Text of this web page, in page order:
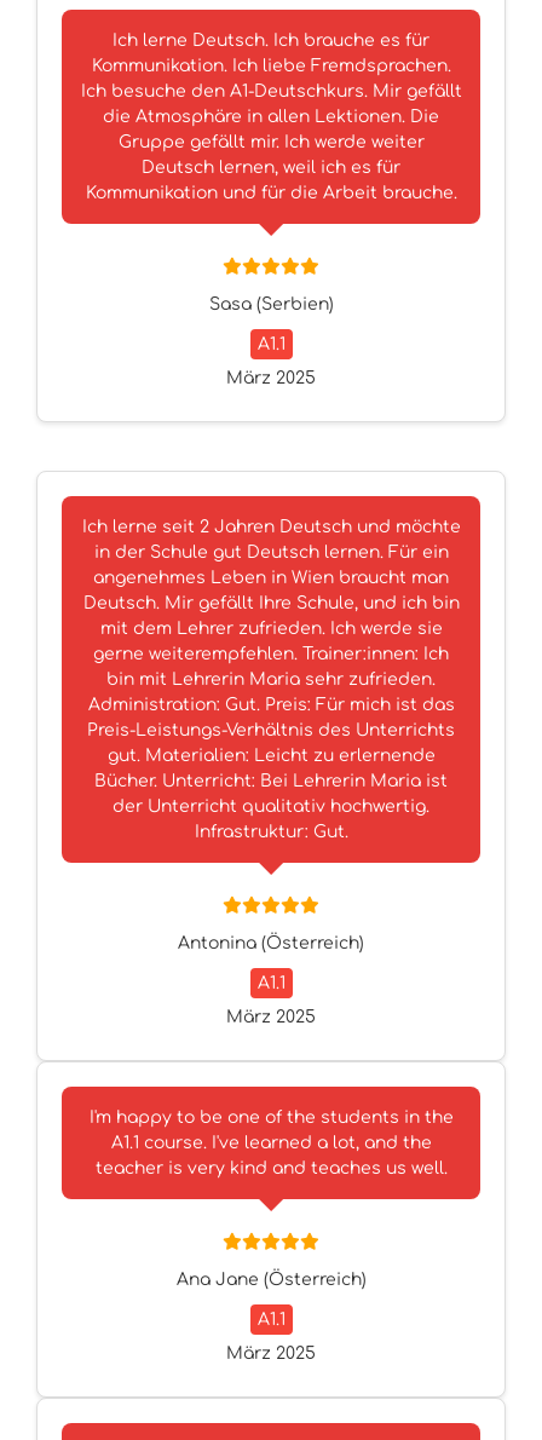
Ich lerne Deutsch. Ich brauche es für
Kommunikation. Ich liebe Fremdsprachen.
Ich besuche den A1-Deutschkurs. Mir gefällt
die Atmosphäre in allen Lektionen. Die
Gruppe gefällt mir. Ich werde weiter
Deutsch lernen, weil ich es für
Kommunikation und für die Arbeit brauche.
Sasa (Serbien)
A1.1
März 2025
Ich lerne seit 2 Jahren Deutsch und möchte
in der Schule gut Deutsch lernen. Für ein
angenehmes Leben in Wien braucht man
Deutsch. Mir gefällt Ihre Schule, und ich bin
mit dem Lehrer zufrieden. Ich werde sie
gerne weiterempfehlen. Trainer:innen: Ich
bin mit Lehrerin Maria sehr zufrieden.
Administration: Gut. Preis: Für mich ist das
Preis-Leistungs-Verhältnis des Unterrichts
gut. Materialien: Leicht zu erlernende
Bücher. Unterricht: Bei Lehrerin Maria ist
der Unterricht qualitativ hochwertig.
Infrastruktur: Gut.
Antonina (Österreich)
A1.1
März 2025
I'm happy to be one of the students in the
A1.1 course. I've learned a lot, and the
teacher is very kind and teaches us well.
Ana Jane (Österreich)
A1.1
März 2025